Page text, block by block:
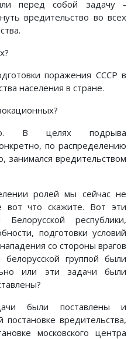
перед собой задачу -
вредительство во всех
поражения СССР в
населения в стране.
В целях подрыва
по распределению
занимался вредительством
ролей мы сейчас не
что скажите. Вот эти
республики,
подготовки условий
со стороны врагов
группой были
или эти задачи были
были поставлены и
вредительства,
московского центра